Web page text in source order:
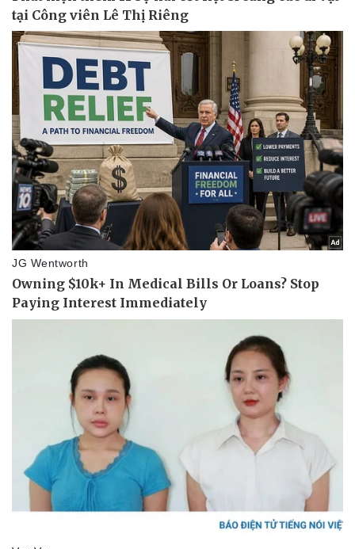
Doanh nghiệp
Thông tin doanh nghiệp
Doanh nghiệp 24h
Doanh nhân
Vì cộng đồng
Công nghệ
Sành điệu
Tin Công nghệ
Trải nghiệm
Chuyển đổi số